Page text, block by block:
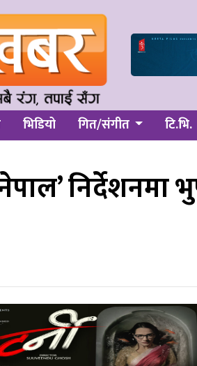
भिडियो गित/संगीत टि.भि.
निर्देशनमा